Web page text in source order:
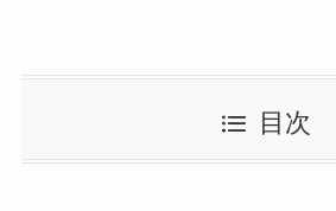
目次